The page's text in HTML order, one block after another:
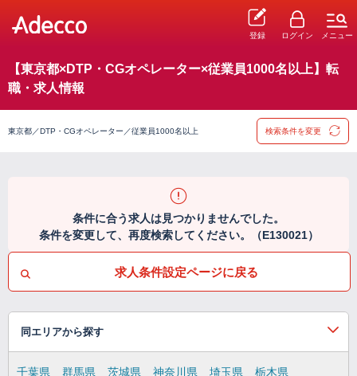
登録 ログイン メニュー
【東京都×DTP・CGオペレーター×従業員1000名以上】転
職・求人情報
東京都／DTP・CGオペレーター／従業員1000名以上 検索条件を変更
条件に合う求人は見つかりませんでした。
条件を変更して、再度検索してください。（E130021）
求人条件設定ページに戻る
同エリアから探す
千葉県 群馬県 茨城県 神奈川県 埼玉県
栃木県